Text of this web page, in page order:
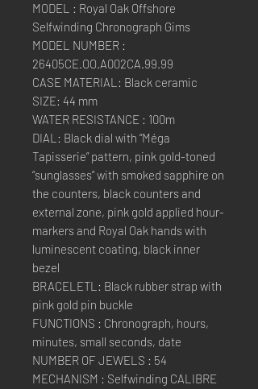
MODEL : Royal Oak Offshore
Selfwinding Chronograph Gims
MODEL NUMBER :
26405CE.OO.A002CA.99.99
CASE MATERIAL: Black ceramic
SIZE: 44 mm
WATER RESISTANCE : 100m
DIAL: Black dial with “Méga
Tapisserie” pattern, pink gold-toned
“sunglasses” with smoked sapphire on
the counters, black counters and
external zone, pink gold applied hour-
markers and Royal Oak hands with
luminescent coating, black inner
bezel
BRACELETL: Black rubber strap with
pink gold pin buckle
FUNCTIONS : Chronograph, hours,
minutes, small seconds, date
NUMBER OF JEWELS : 54
MECHANISM : Selfwinding CALIBRE